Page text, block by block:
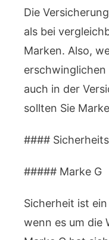
Die
als bei
Marken. Also,
erschwinglichen
auch in der
sollten Sie
####
##### Marke G
Sicherheit ist
wenn es um die